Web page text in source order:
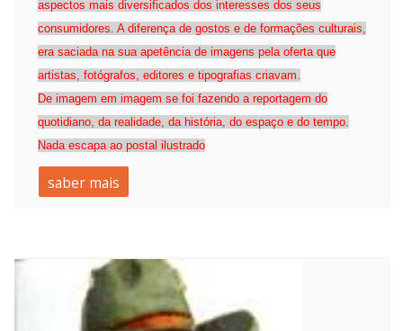
aspectos mais diversificados dos interesses dos seus
consumidores. A diferença de gostos e de formações culturais,
era saciada na sua apetência de imagens pela oferta que
artistas, fotógrafos, editores e tipografias criavam.
De imagem em imagem se foi fazendo a reportagem do
quotidiano, da realidade, da história, do espaço e do tempo.
Nada escapa ao postal ilustrado
saber mais